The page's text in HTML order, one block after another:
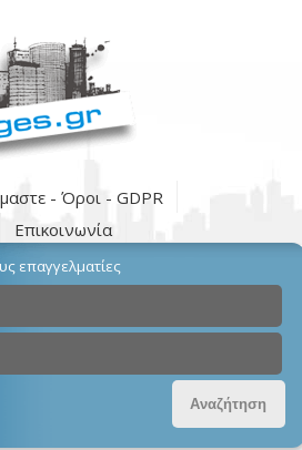
- Όροι - GDPR
Επικοινωνία
επαγγελματίες